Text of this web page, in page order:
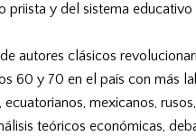
priista y del sistema
autores clásicos
60 y 70 en el país con más
mexicanos,
teóricos económicas,